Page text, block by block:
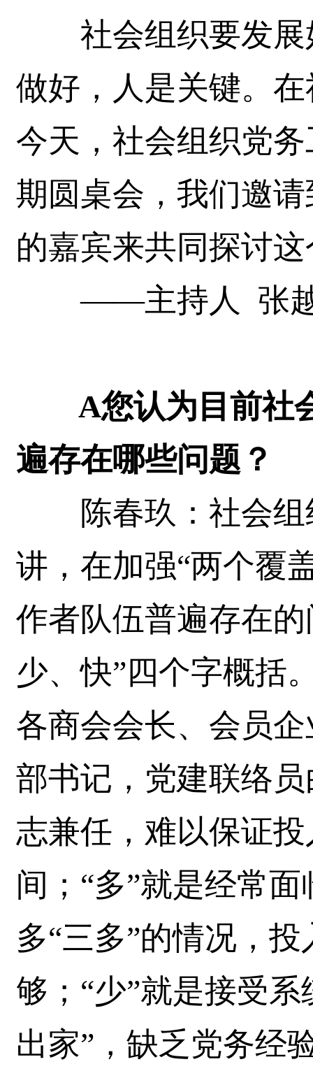
社会组织要发展
做好，人是关键。
今天，社会组织党
期圆桌会，我们邀
的嘉宾来共同探讨
——主持人 张
A您认为目前社会
遍存在哪些问题？
陈春玖：社会组
讲，在加强“两个覆
作者队伍普遍存在
少、快”四个字概括
各商会会长、会员
部书记，党建联络
志兼任，难以保证
间；“多”就是经常
多“三多”的情况，
够；“少”就是接受
出家”，缺乏党务经